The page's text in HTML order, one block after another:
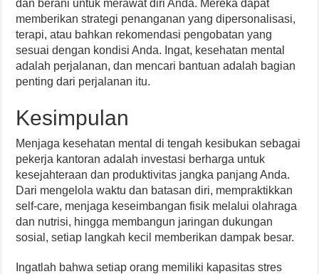
dan berani untuk merawat diri Anda. Mereka dapat
memberikan strategi penanganan yang dipersonalisasi,
terapi, atau bahkan rekomendasi pengobatan yang
sesuai dengan kondisi Anda. Ingat, kesehatan mental
adalah perjalanan, dan mencari bantuan adalah bagian
penting dari perjalanan itu.
Kesimpulan
Menjaga kesehatan mental di tengah kesibukan sebagai
pekerja kantoran adalah investasi berharga untuk
kesejahteraan dan produktivitas jangka panjang Anda.
Dari mengelola waktu dan batasan diri, mempraktikkan
self-care, menjaga keseimbangan fisik melalui olahraga
dan nutrisi, hingga membangun jaringan dukungan
sosial, setiap langkah kecil memberikan dampak besar.
Ingatlah bahwa setiap orang memiliki kapasitas stres